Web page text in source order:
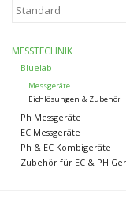
CBD und Hanfextrakte
Marken
MESSTECHNIK
Bluelab
Messgeräte
Eichlösungen & Zubehör
Ph Messgeräte
EC Messgeräte
Ph & EC Kombigeräte
Zubehör für EC & PH